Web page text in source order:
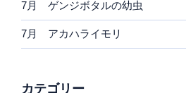
7月 ゲンジボタルの幼虫
7月 アカハライモリ
カテゴリー